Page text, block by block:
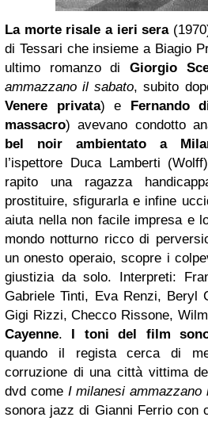
La morte risale a ieri sera
di Tessari che insieme a Biagio
ultimo romanzo di Giorgio
ammazzano il sabato, subito
Venere privata) e Fernando
massacro) avevano condotto
bel noir ambientato a
l’ispettore Duca Lamberti
rapito una ragazza
prostituire, sfigurarla e infine
aiuta nella non facile impresa e
mondo notturno ricco di
un onesto operaio, scopre i
giustizia da solo. Interpreti:
Gabriele Tinti, Eva Renzi, Beryl
Gigi Rizzi, Checco Rissone,
Cayenne. I toni del film
quando il regista cerca di
corruzione di una città vittima
dvd come I milanesi ammazzano
sonora jazz di Gianni Ferrio con